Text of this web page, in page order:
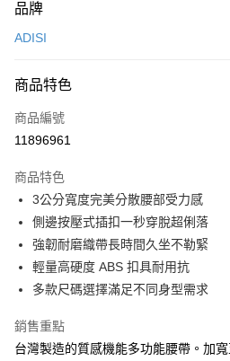
信用卡一次付款
LINE Pay
Apple Pay
悠遊付
Google Pay
全盈+PAY
AFTEE先享後付
【關於「AFTEE先享後付」】
AFTEE先享後付是「在收到商品之後才付
ATM付款
品牌
ADISI
商品特色
商品編號
11896961
商品特色
3公分寬度完美分散腰部受力感
側邊按壓式插扣一秒穿脫超俐落
強韌耐磨織帶長時間久坐不勒緊
輕量高硬度 ABS 扣具耐用抗
多款尺碼選擇滿足不同身型需求
銷售重點
台灣製造的質感機能多功能腰帶。加